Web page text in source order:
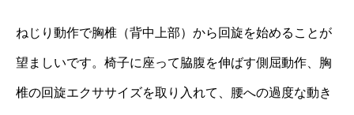
ねじり動作で胸椎（背中上部）から回旋を始めることが
望ましいです。椅子に座って脇腹を伸ばす側屈動作、胸
椎の回旋エクササイズを取り入れて、腰への過度な動き